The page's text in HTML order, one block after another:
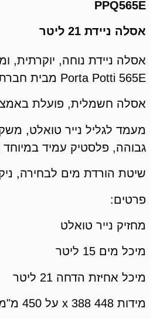
PPQ565E
אסלה ניידת 21 ליטר
אסלה ניידת נוחה, יוקרתית,
Porta Potti 565E מבית חברת THETFORD
אסלה חשמלית, פועלת
מעמד לגליל נייר טואלט,
גבוהה, פלסטיק עמיד במיוחד
שיטת הורדת מים לבחירה,
פרטים:
מחזיק נייר טואלט
מיכל מים 15 ליטר
מיכל אחיזת הדחה 21 ליטר
מידות 448 x 388 על 450 מ"מ